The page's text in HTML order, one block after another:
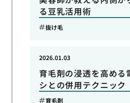
る豆乳活用術
抜け毛
育毛剤の浸透を高める
シとの併用テクニック
2026.01.03
育毛剤